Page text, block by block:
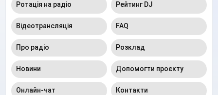
Ротація на радіо Рейтинг DJ
Відеотрансляція FAQ
Про радіо Розклад
Новини Допомогти проєкту
Онлайн-чат Контакти